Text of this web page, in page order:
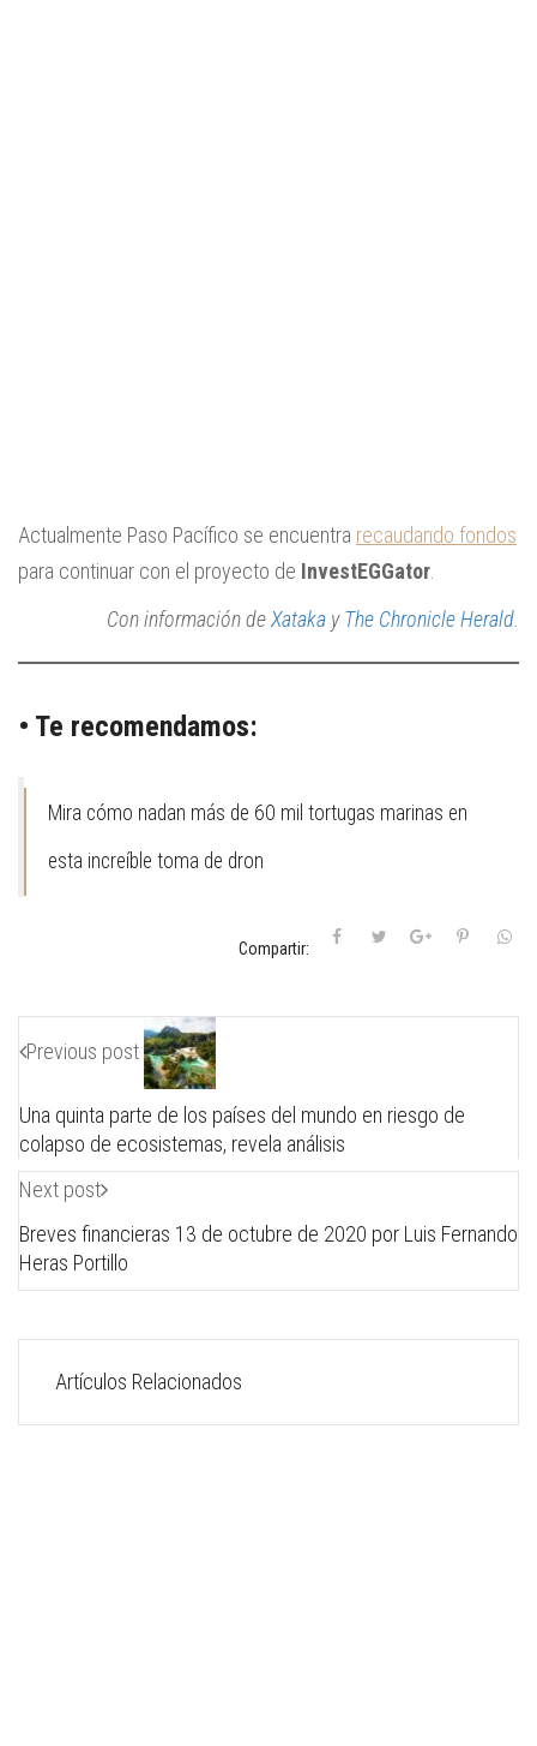
Actualmente Paso Pacífico se encuentra recaudando fondos
para continuar con el proyecto de InvestEGGator
Con información deXataka yThe Chronicle Herald
• Te recomendamos:
Mira cómo nadan más de 60 mil tortugas marinas en
esta increíble toma de dron
Compartir:
Previous post
Una quinta parte de los países del mundo en riesgo de
colapso de ecosistemas, revela análisis
Next post
Breves financieras 13 de octubre de 2020 por Luis Fernando
Heras Portillo
Artículos Relacionados